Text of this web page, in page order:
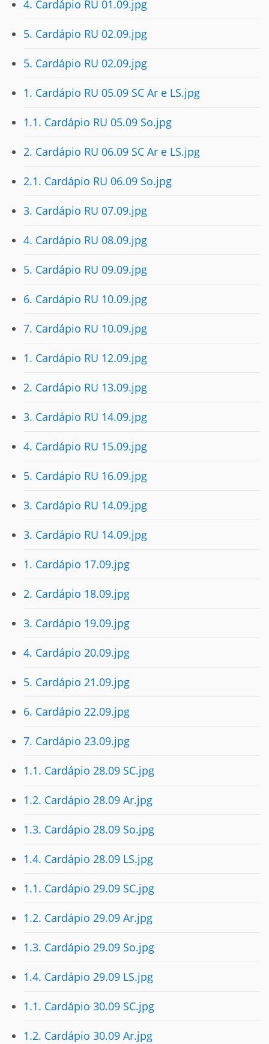
4. Cardápio RU 01.09.jpg
5. Cardápio RU 02.09.jpg
5. Cardápio RU 02.09.jpg
1. Cardápio RU 05.09 SC Ar e LS.jpg
1.1. Cardápio RU 05.09 So.jpg
2. Cardápio RU 06.09 SC Ar e LS.jpg
2.1. Cardápio RU 06.09 So.jpg
3. Cardápio RU 07.09.jpg
4. Cardápio RU 08.09.jpg
5. Cardápio RU 09.09.jpg
6. Cardápio RU 10.09.jpg
7. Cardápio RU 10.09.jpg
1. Cardápio RU 12.09.jpg
2. Cardápio RU 13.09.jpg
3. Cardápio RU 14.09.jpg
4. Cardápio RU 15.09.jpg
5. Cardápio RU 16.09.jpg
3. Cardápio RU 14.09.jpg
3. Cardápio RU 14.09.jpg
1. Cardápio 17.09.jpg
2. Cardápio 18.09.jpg
3. Cardápio 19.09.jpg
4. Cardápio 20.09.jpg
5. Cardápio 21.09.jpg
6. Cardápio 22.09.jpg
7. Cardápio 23.09.jpg
1.1. Cardápio 28.09 SC.jpg
1.2. Cardápio 28.09 Ar.jpg
1.3. Cardápio 28.09 So.jpg
1.4. Cardápio 28.09 LS.jpg
1.1. Cardápio 29.09 SC.jpg
1.2. Cardápio 29.09 Ar.jpg
1.3. Cardápio 29.09 So.jpg
1.4. Cardápio 29.09 LS.jpg
1.1. Cardápio 30.09 SC.jpg
1.2. Cardápio 30.09 Ar.jpg